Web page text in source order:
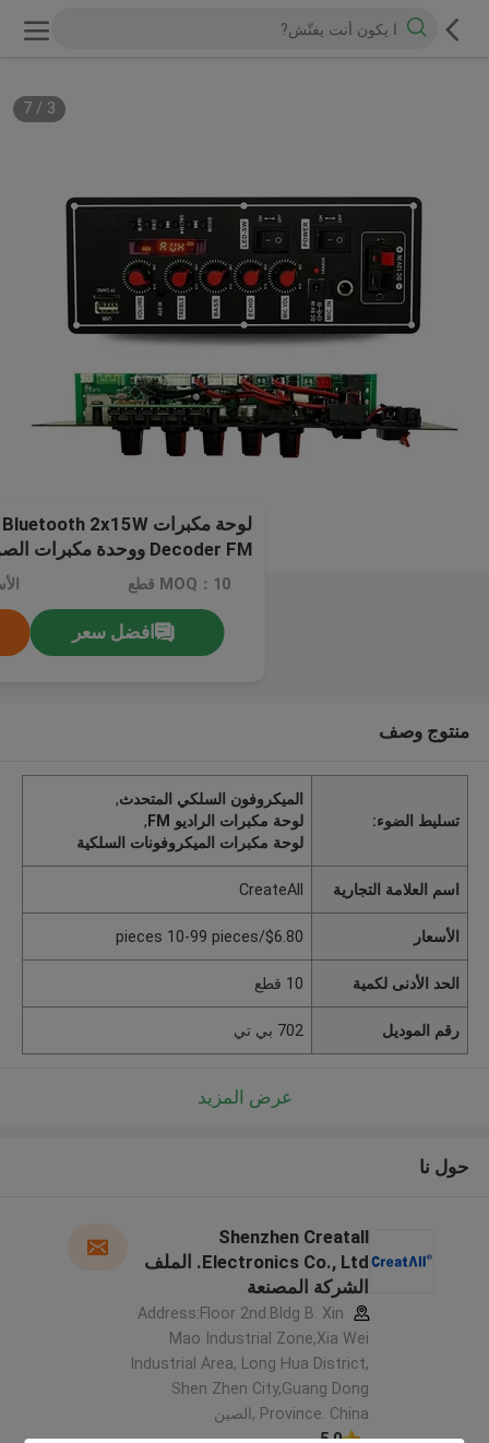
3
/
7
Decoder FM ووحدة مكبرات الصوت Bluetooth 5.0
MOQ：10 قطع
افضل سعر
منتوج وصف
تسليط الضوء:
الميكروفون السلكي المتحدث,
لوحة مكبرات الراديو FM
,
لوحة مكبرات الميكروفونات السلكية
اسم العلامة التجارية CreateAll
الأسعار $6.80/pieces 10-99 pieces
الحد الأدنى لكمية 10 قطع
رقم الموديل 702 بي تي
عرض المزيد
حول نا
Shenzhen Creatall
Electronics Co., Ltd. الملف
الشركة المصنعة
Address:Floor 2nd.Bldg B. Xin
Mao Industrial Zone,Xia Wei
Industrial Area, Long Hua District,
Shen Zhen City,Guang Dong
Province. China ,الصين
5.0